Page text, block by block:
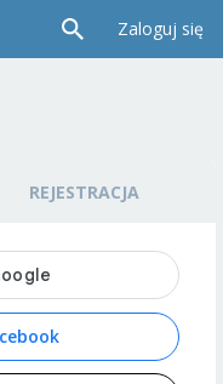
Zaloguj się
REJESTRACJA